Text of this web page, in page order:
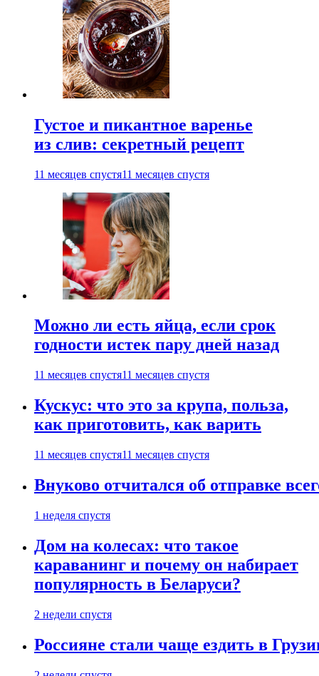
Густое и пикантное варенье
из слив: секретный рецепт
11 месяцев спустя11 месяцев спустя
Можно ли есть яйца, если срок
годности истек пару дней назад
11 месяцев спустя11 месяцев спустя
Кускус: что это за крупа, польза,
как приготовить, как варить
11 месяцев спустя11 месяцев спустя
Внуково отчитался об отправке
1 неделя спустя
Дом на колесах: что такое
караванинг и почему он набирает
популярность в Беларуси?
2 недели спустя
Россияне стали чаще ездить в